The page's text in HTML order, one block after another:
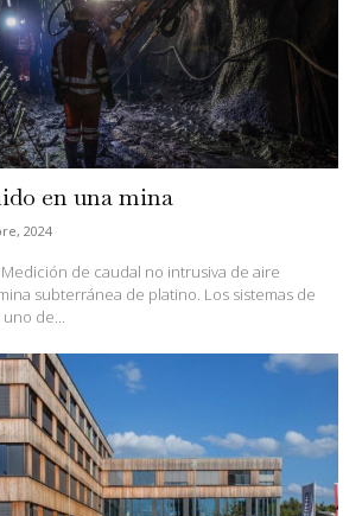
en una mina
2024
de caudal no intrusiva de aire
subterránea de platino. Los sistemas de
de...